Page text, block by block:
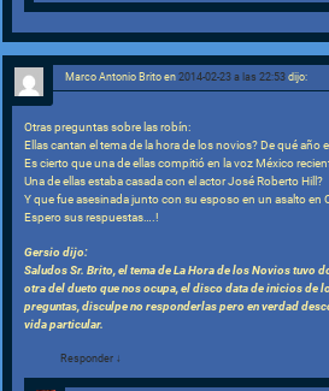
Marco Antonio Brito en2014-02-23 a las 22:53 dijo:
Otras preguntas sobre las robín:
Ellas cantan el tema de la hora de los novios? De qué año
Es cierto que una de ellas compitió en la voz México
Una de ellas estaba casada con el actor José Roberto Hill?
Y que fue asesinada junto con su esposo en un asalto en
Espero sus respuestas….!
Gersio dijo:
Saludos Sr. Brito, el tema de La Hora de los Novios tuvo
otra del dueto que nos ocupa, el disco data de inicios de
preguntas, disculpe no responderlas pero en verdad
vida particular.
Responder ↓